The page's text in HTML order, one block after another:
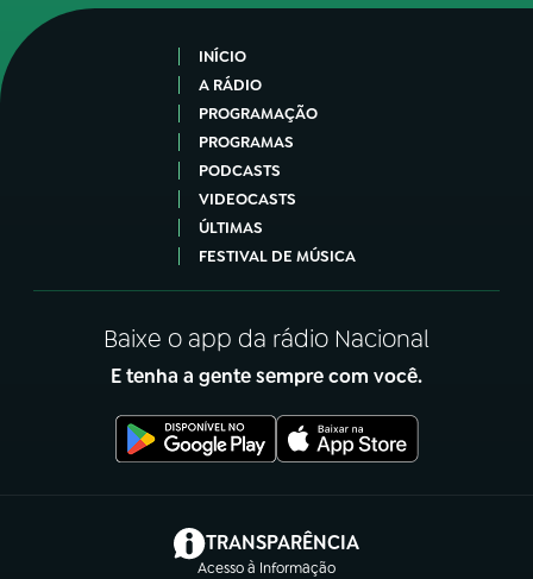
INÍCIO
A RÁDIO
PROGRAMAÇÃO
PROGRAMAS
PODCASTS
VIDEOCASTS
ÚLTIMAS
FESTIVAL DE MÚSICA
Baixe o app da rádio Nacional
E tenha a gente sempre com você.
TRANSPARÊNCIA
Acesso à Informação
(abre em nova aba)